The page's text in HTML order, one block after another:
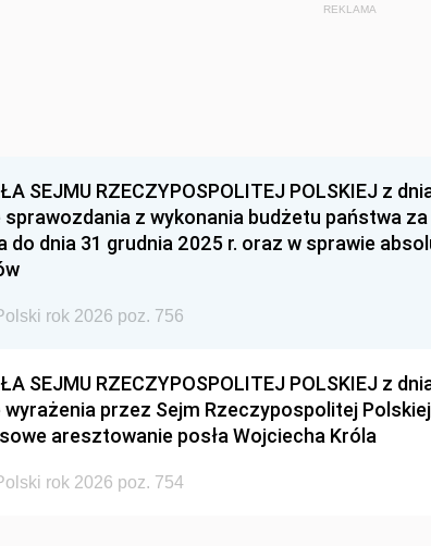
REKLAMA
SEJMU RZECZYPOSPOLITEJ POLSKIEJ z
sprawozdania z wykonania budżetu państwa za
do dnia 31 grudnia 2025 r. oraz w sprawie
rok 2026 poz. 756
SEJMU RZECZYPOSPOLITEJ POLSKIEJ z
wyrażenia przez Sejm Rzeczypospolitej
aresztowanie posła Wojciecha Króla
rok 2026 poz. 754